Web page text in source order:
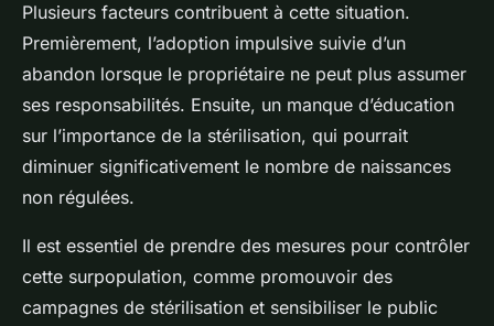
Plusieurs facteurs contribuent à cette situation.
Premièrement, l’adoption impulsive suivie d’un
abandon lorsque le propriétaire ne peut plus assumer
ses responsabilités. Ensuite, un manque d’éducation
sur l’importance de la stérilisation, qui pourrait
diminuer significativement le nombre de naissances
non régulées.
Il est essentiel de prendre des mesures pour contrôler
cette surpopulation, comme promouvoir des
campagnes de stérilisation et sensibiliser le public